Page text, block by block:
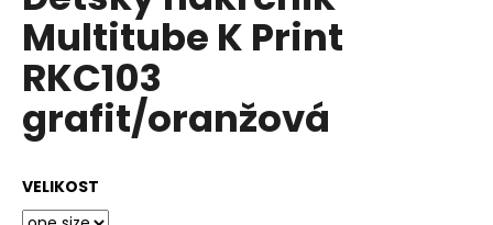
0,0
5
hvězdiček.
Multitube K Print
RKC103
grafit/oranžová
VELIKOST
a
j
í
t
?